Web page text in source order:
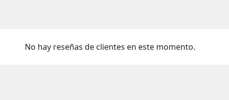
No hay reseñas de clientes en este momento.